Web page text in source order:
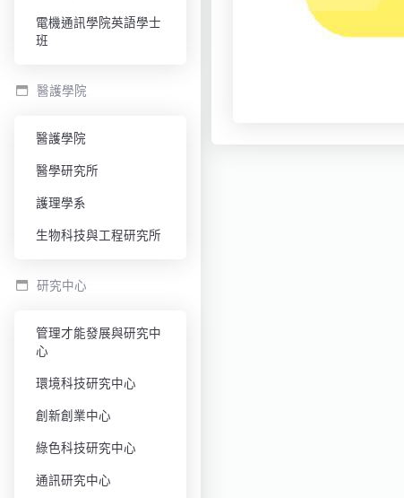
電機通訊學院英語學士
班
醫護學院
醫護學院
醫學研究所
護理學系
生物科技與工程研究所
研究中心
管理才能發展與研究中
心
環境科技研究中心
創新創業中心
綠色科技研究中心
通訊研究中心